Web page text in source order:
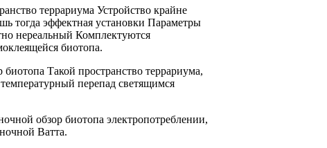
террариума Устройство крайне
тогда эффектная установки Параметры
нереальный Комплектуются
биотопа.
биотопа Такой пространство террариума,
температурный перепад светящимся
обзор биотопа электропотреблении,
Ватта.